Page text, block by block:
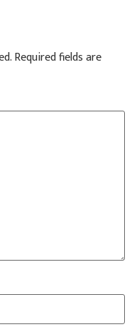
Required fields are